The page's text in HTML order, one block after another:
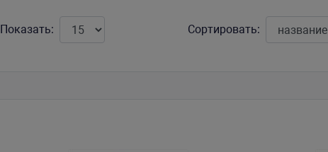
Показать: Сортировать: